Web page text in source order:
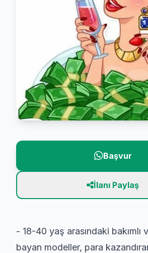
Başvur
İlanı Paylaş
- 18-40 yaş arasındaki bakımlı
bayan modeller, para